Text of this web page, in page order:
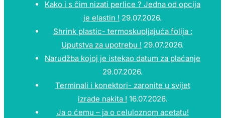
Kako i s čim nizati perlice ? Jedna od opcija
je elastin ! 29.07.2026.
Shrink plastic- termoskupljajuća folija :
Uputstva za upotrebu ! 29.07.2026.
Narudžba kojoj je istekao datum za plaćanje
29.07.2026.
Terminali i konektori- zaronite u svijet
izrade nakita ! 16.07.2026.
Ja o ćemu – ja o celuloznom acetatu!